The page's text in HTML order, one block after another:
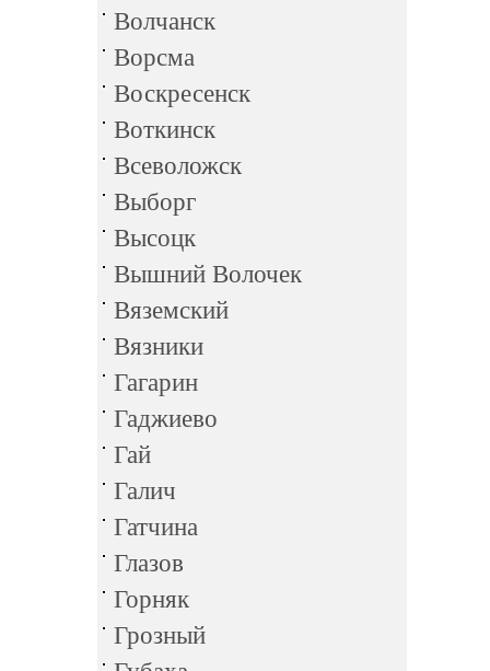
Волчанск
Ворсма
Воскресенск
Воткинск
Всеволожск
Выборг
Высоцк
Вышний Волочек
Вяземский
Вязники
Гагарин
Гаджиево
Гай
Галич
Гатчина
Глазов
Горняк
Грозный